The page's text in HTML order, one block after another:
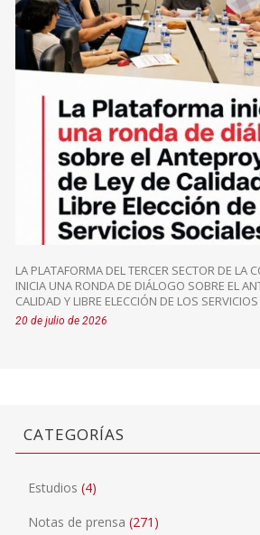
LA PLATAFORMA DEL TERCER SECTOR DE LA
INICIA UNA RONDA DE DIÁLOGO SOBRE EL
CALIDAD Y LIBRE ELECCIÓN DE LOS
20 de julio de 2026
CATEGORÍAS
Estudios (4)
Notas de prensa (271)